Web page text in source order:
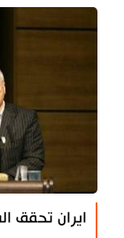
ايران تحقق